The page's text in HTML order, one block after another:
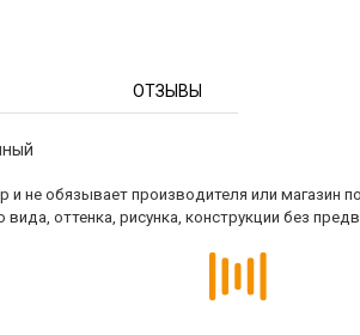
ОТЗЫВЫ
не обязывает производителя или магазин
оттенка, рисунка, конструкции без